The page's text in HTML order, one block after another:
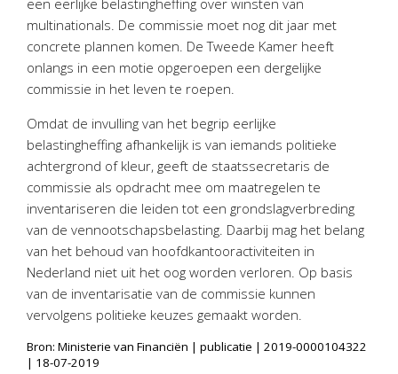
Bedrijfseconomisch advies
Belastingadvies Purmerend
Online boekhouden
Nieuwsbrief
Nieuwsoverzicht
Handige links
Downloads
Contact
AvantiOnline
een eerlijke belastingheffing over winsten van
multinationals. De commissie moet nog dit jaar met
concrete plannen komen. De Tweede Kamer heeft
onlangs in een motie opgeroepen een dergelijke
commissie in het leven te roepen.
Omdat de invulling van het begrip eerlijke
belastingheffing afhankelijk is van iemands politieke
achtergrond of kleur, geeft de staatssecretaris de
commissie als opdracht mee om maatregelen te
inventariseren die leiden tot een grondslagverbreding
van de vennootschapsbelasting. Daarbij mag het belang
van het behoud van hoofdkantooractiviteiten in
Nederland niet uit het oog worden verloren. Op basis
van de inventarisatie van de commissie kunnen
vervolgens politieke keuzes gemaakt worden.
Bron: Ministerie van Financiën | publicatie | 2019-0000104322
| 18-07-2019